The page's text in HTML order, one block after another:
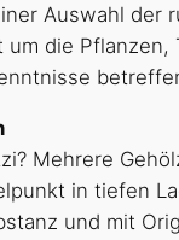
Auswahl der
um die
Mehrere
in tiefen
und mit